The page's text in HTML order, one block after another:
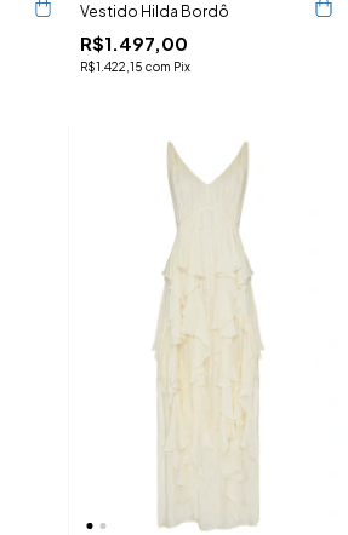
Vestido Hilda Bordô
R$1.497,00
R$1.422,15 com Pix